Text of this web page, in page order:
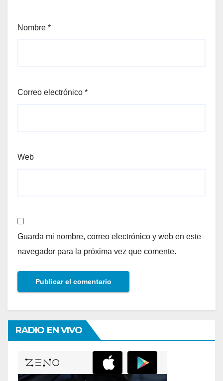
Nombre *
Correo electrónico *
Web
Guarda mi nombre, correo electrónico y web en este
navegador para la próxima vez que comente.
RADIO EN VIVO